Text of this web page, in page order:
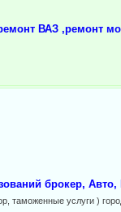
ВАЗ ,ремонт
брокер, Авто,
таможенные услуги )